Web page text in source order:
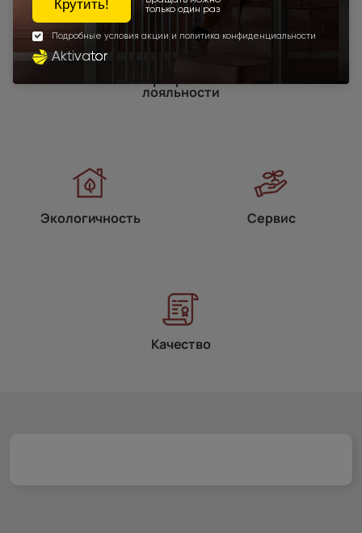
лояльности
Экологичность Сервис
Качество